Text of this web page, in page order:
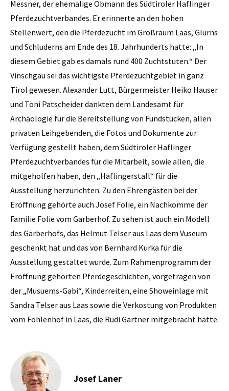
Messner, der ehemalige Obmann des Südtiroler Haflinger
Pferdezuchtverbandes. Er erinnerte an den hohen
Stellenwert, den die Pferdezucht im Großraum Laas, Glurns
und Schluderns am Ende des 18. Jahrhunderts hatte: „In
diesem Gebiet gab es damals rund 400 Zuchtstuten.“ Der
Vinschgau sei das wichtigste Pferdezuchtgebiet in ganz
Tirol gewesen. Alexander Lutt, Bürgermeister Heiko Hauser
und Toni Patscheider dankten dem Landesamt für
Archäologie für die Bereitstellung von Fundstücken, allen
privaten Leihgebenden, die Fotos und Dokumente zur
Verfügung gestellt haben, dem Südtiroler Haflinger
Pferdezuchtverbandes für die Mitarbeit, sowie allen, die
mitgeholfen haben, den „Haflingerstall“ für die
Ausstellung herzurichten. Zu den Ehrengästen bei der
Eröffnung gehörte auch Josef Folie, ein Nachkomme der
Familie Folie vom Garberhof. Zu sehen ist auch ein Modell
des Garberhofs, das Helmut Telser aus Laas dem Vuseum
geschenkt hat und das von Bernhard Kurka für die
Ausstellung gestaltet wurde. Zum Rahmenprogramm der
Eröffnung gehörten Pferdegeschichten, vorgetragen von
der „Musuems-Gabi“, Kinderreiten, eine Showeinlage mit
Sandra Telser aus Laas sowie die Verkostung von Produkten
vom Fohlenhof in Laas, die Rudi Gartner mitgebracht hatte.
Josef Laner